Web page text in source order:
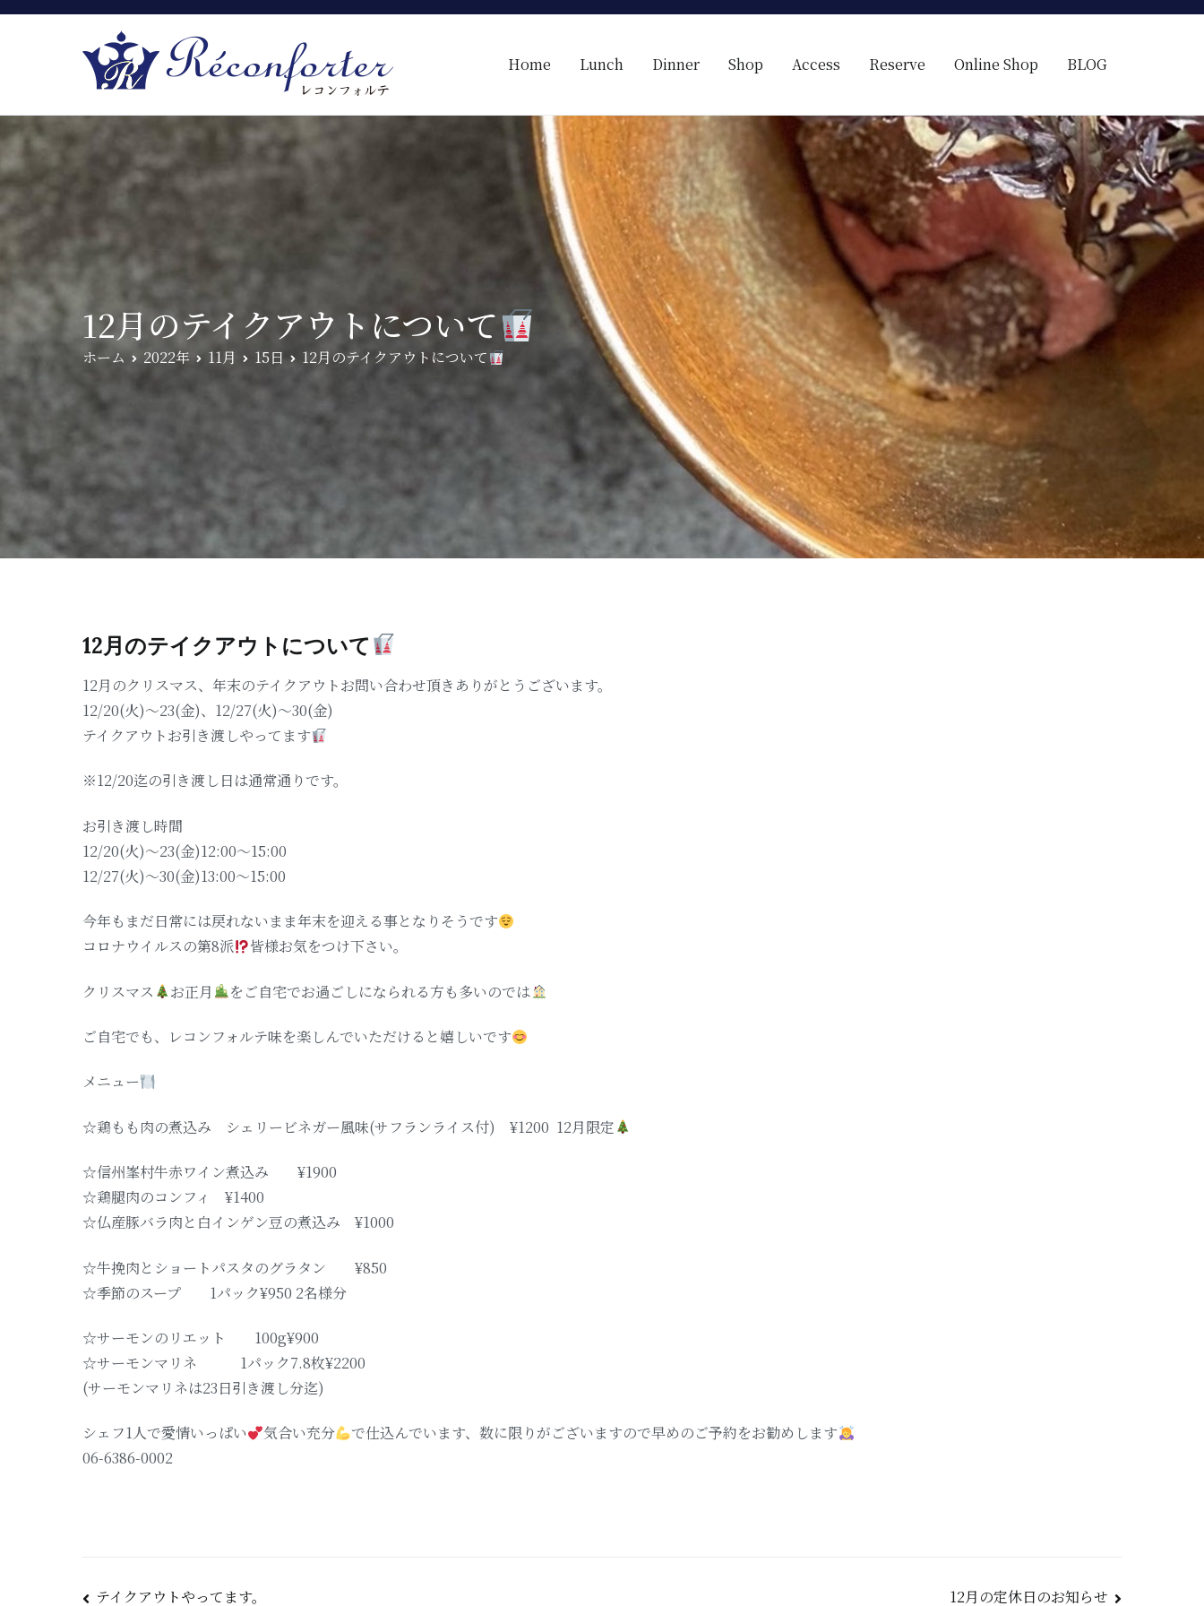
【レコンフォルテ】吹田・千里山/フレンチ（フランス料理）
昼は、大きな窓がガラスから明るい光が。夜は、外から見ると1つの絵の様に見える。そんな空間で、ゆっくり素材そのものの旨さを閉じ込め
Home Lunch Dinner Shop Access Reserve Online Shop BLOG
12月のテイクアウトについて
ホーム 2022年 11月 15日 12月のテイクアウトについて
12月のテイクアウトについて
12月のクリスマス、年末のテイクアウトお問い合わせ頂きありがとうございます。
12/20(火)〜23(金)、12/27(火)〜30(金)
テイクアウトお引き渡しやってます
※12/20迄の引き渡し日は通常通りです。
お引き渡し時間
12/20(火)〜23(金)12:00〜15:00
12/27(火)〜30(金)13:00〜15:00
今年もまだ日常には戻れないまま年末を迎える事となりそうです
コロナウイルスの第8派
皆様お気をつけ下さい。
クリスマス お正月 をご自宅でお過ごしになられる方も多いのでは
ご自宅でも、レコンフォルテ味を楽しんでいただけると嬉しいです
メニュー
☆鶏もも肉の煮込み シェリービネガー風味(サフランライス付) ¥1200 12月限定
☆信州峯村牛赤ワイン煮込み ¥1900
☆鶏腿肉のコンフィ ¥1400
☆仏産豚バラ肉と白インゲン豆の煮込み ¥1000
☆牛挽肉とショートパスタのグラタン ¥850
☆季節のスープ 1パック¥950 2名様分
☆サーモンのリエット 100g¥900
☆サーモンマリネ 1パック7.8枚¥2200
(サーモンマリネは23日引き渡し分迄)
シェフ1人で愛情いっぱい 気合い充分
で仕込んでいます、数に限りがございますので早めのご予約をお勧めします
06-6386-0002
テイクアウトやってます。 12月の定休日のお知らせ